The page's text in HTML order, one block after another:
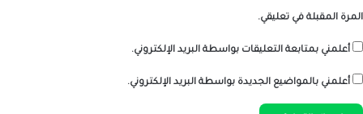
المرة المقبلة في تعليقي.
أعلمني بمتابعة التعليقات بواسطة البريد الإلكتروني.
أعلمني بالمواضيع الجديدة بواسطة البريد الإلكتروني.